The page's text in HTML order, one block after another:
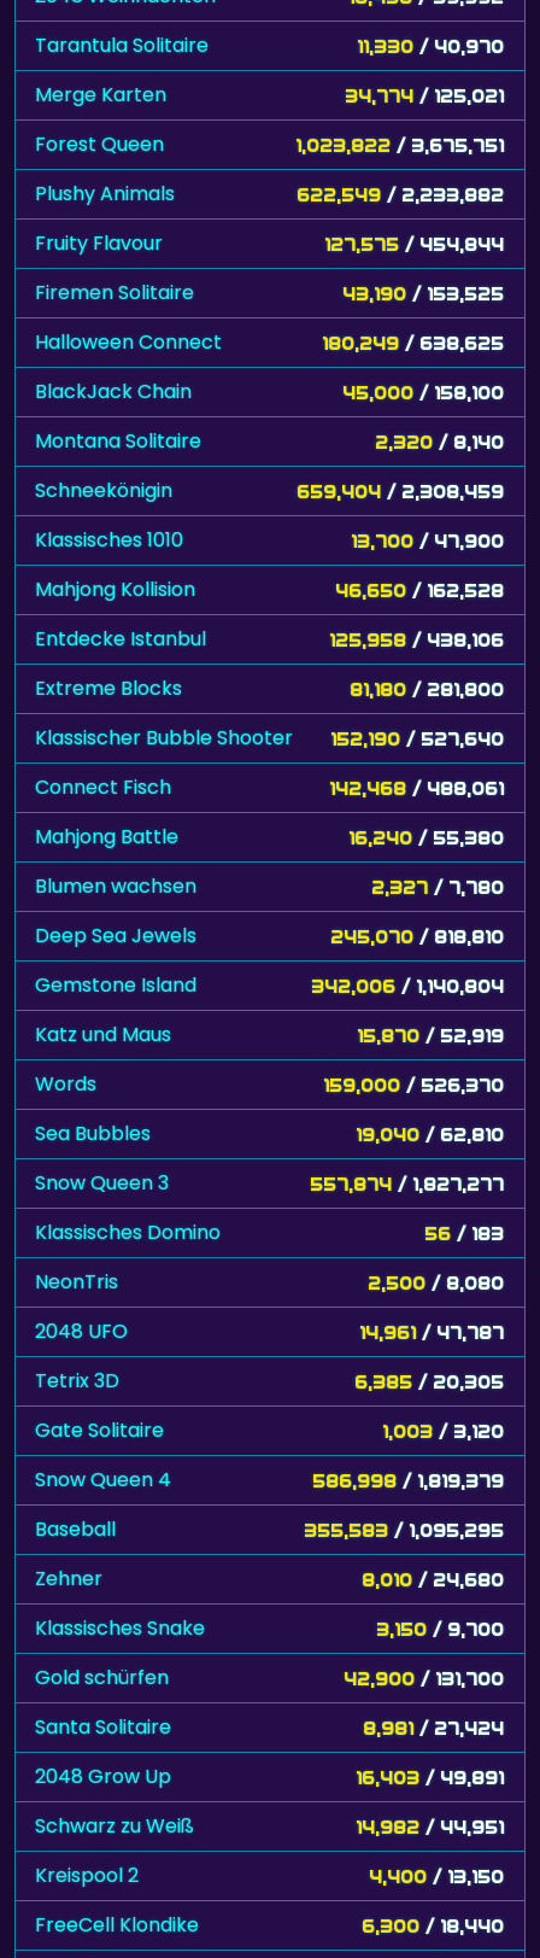
Tarantula Solitaire 11,330 / 40,970
Merge Karten 34,774 / 125,021
Forest Queen 1,023,822 / 3,675,751
Plushy Animals 622,549 / 2,233,882
Fruity Flavour 127,575 / 454,844
Firemen Solitaire 43,190 / 153,525
Halloween Connect 180,249 / 638,625
BlackJack Chain 45,000 / 158,100
Montana Solitaire 2,320 / 8,140
Schneekönigin 659,404 / 2,308,459
Klassisches 1010 13,700 / 47,900
Mahjong Kollision 46,650 / 162,528
Entdecke Istanbul 125,958 / 438,106
Extreme Blocks 81,180 / 281,800
Klassischer Bubble Shooter 152,190 / 527,640
Connect Fisch 142,468 / 488,061
Mahjong Battle 16,240 / 55,380
Blumen wachsen 2,327 / 7,780
Deep Sea Jewels 245,070 / 818,810
Gemstone Island 342,006 / 1,140,804
Katz und Maus 15,870 / 52,919
Words 159,000 / 526,370
Sea Bubbles 19,040 / 62,810
Snow Queen 3 557,874 / 1,827,277
Klassisches Domino 56 / 183
NeonTris 2,500 / 8,080
2048 UFO 14,961 / 47,787
Tetrix 3D 6,385 / 20,305
Gate Solitaire 1,003 / 3,120
Snow Queen 4 586,998 / 1,819,379
Baseball 355,583 / 1,095,295
Zehner 8,010 / 24,680
Klassisches Snake 3,150 / 9,700
Gold schürfen 42,900 / 131,700
Santa Solitaire 8,981 / 27,424
2048 Grow Up 16,403 / 49,891
Schwarz zu Weiß 14,982 / 44,951
Kreispool 2 4,400 / 13,150
FreeCell Klondike 6,300 / 18,440